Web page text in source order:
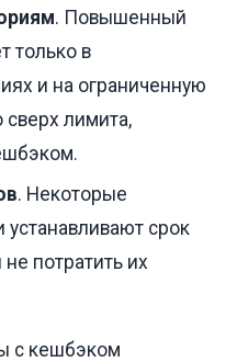
. Повышенный
только в
и на ограниченную
сверх лимита,
. Некоторые
срок
потратить их
с кешбэком